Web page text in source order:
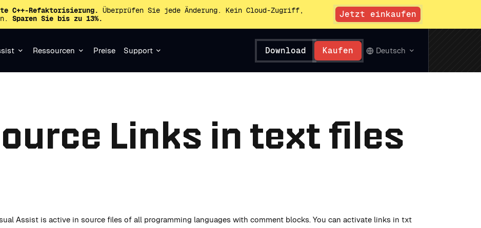
C++-Refaktorisierung. Überprüfen Sie jede Änderung. Kein Cloud-Zugriff,
Sparen Sie bis zu 13%. Jetzt einkaufen
Ressourcen Preise Support Download Kaufen Deutsch
Links in text files
Assist is active in source files of all programming languages with comment blocks. You can activate links in txt